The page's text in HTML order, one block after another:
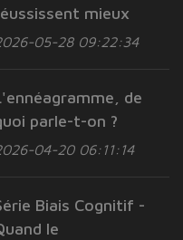
mieux
05-28 09:22:34
de
parle-t-on ?
04-20 06:11:14
Biais Cognitif -
le